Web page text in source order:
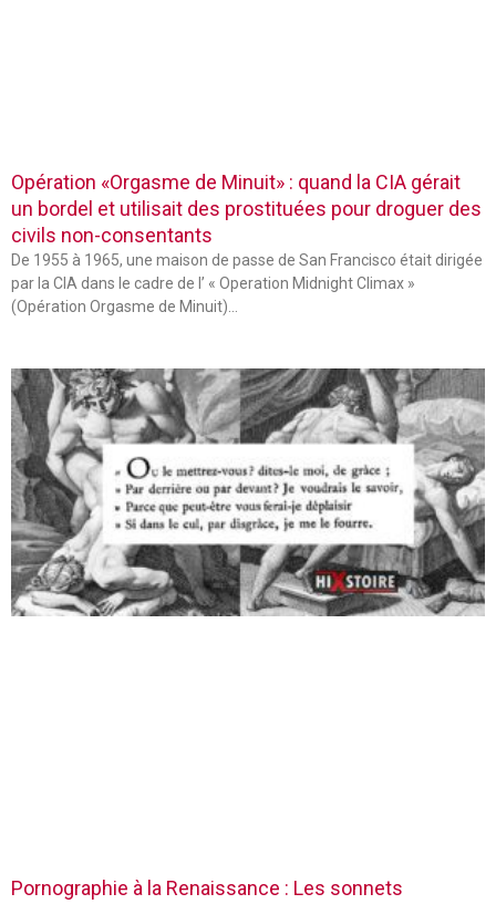
Opération «Orgasme de Minuit» : quand la CIA gérait
un bordel et utilisait des prostituées pour droguer des
civils non-consentants
De 1955 à 1965, une maison de passe de San Francisco était dirigée
par la CIA dans le cadre de l’ « Operation Midnight Climax »
(Opération Orgasme de Minuit)…
Pornographie à la Renaissance : Les sonnets